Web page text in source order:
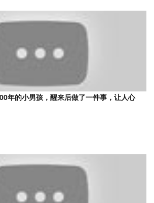
年的小男孩，醒来后做了一件事，让人心